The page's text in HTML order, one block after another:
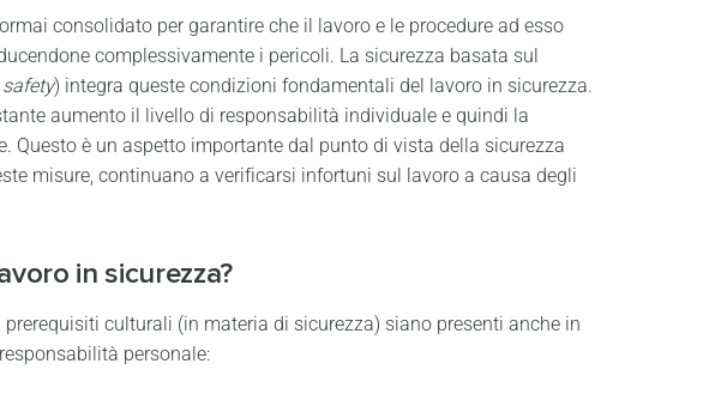
consolidato per garantire che il lavoro e le procedure ad esso
complessivamente i pericoli. La sicurezza basata sul
) integra queste condizioni fondamentali del lavoro in sicurezza.
aumento il livello di responsabilità individuale e quindi la
Questo è un aspetto importante dal punto di vista della sicurezza
misure, continuano a verificarsi infortuni sul lavoro a causa degli
in sicurezza?
culturali (in materia di sicurezza) siano presenti anche in
personale: